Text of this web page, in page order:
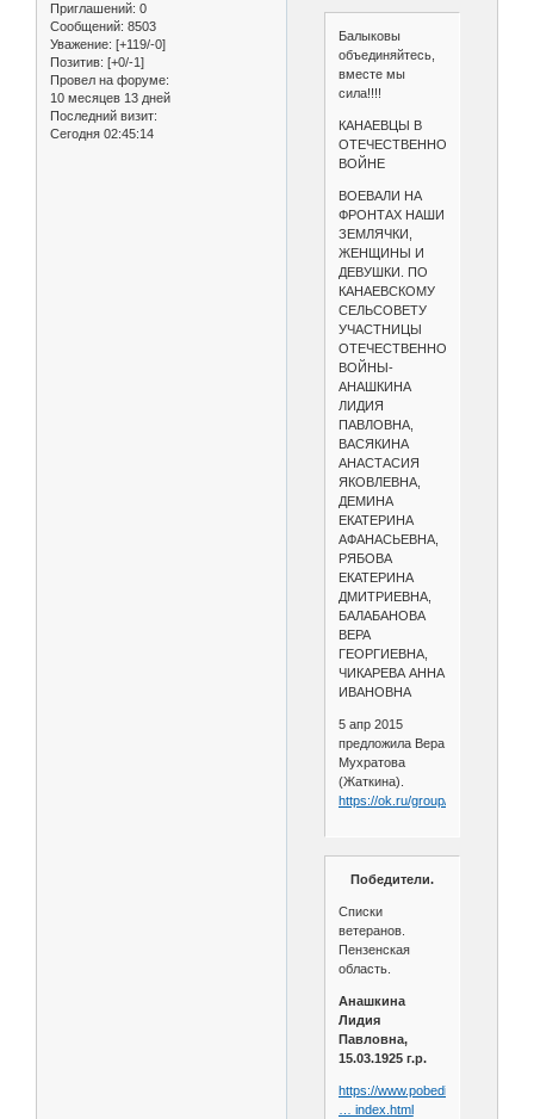
Приглашений: 0
Сообщений: 8503
Уважение: [+119/-0]
Позитив: [+0/-1]
Провел на форуме:
10 месяцев 13 дней
Последний визит:
Сегодня 02:45:14
Балыковы
объединяйтесь,
вместе мы
сила!!!!
КАНАЕВЦЫ В
ОТЕЧЕСТВЕННОЙ
ВОЙНЕ
ВОЕВАЛИ НА
ФРОНТАХ НАШИ
ЗЕМЛЯЧКИ,
ЖЕНЩИНЫ И
ДЕВУШКИ. ПО
КАНАЕВСКОМУ
СЕЛЬСОВЕТУ
УЧАСТНИЦЫ
ОТЕЧЕСТВЕННОЙ
ВОЙНЫ-
АНАШКИНА
ЛИДИЯ
ПАВЛОВНА,
ВАСЯКИНА
АНАСТАСИЯ
ЯКОВЛЕВНА,
ДЕМИНА
ЕКАТЕРИНА
АФАНАСЬЕВНА,
РЯБОВА
ЕКАТЕРИНА
ДМИТРИЕВНА,
БАЛАБАНОВА
ВЕРА
ГЕОРГИЕВНА,
ЧИКАРЕВА АННА
ИВАНОВНА
5 апр 2015
предложила Вера
Мухратова
(Жаткина).
https://ok.ru/group/
Победители.
Списки
ветеранов.
Пензенская
область.
Анашкина
Лидия
Павловна,
15.03.1925 г.р.
https://www.pobediteli.ru/russia/
… index.html